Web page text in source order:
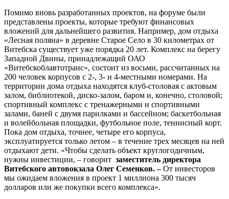
Помимо вновь разработанных проектов, на форуме были
представлены проекты, которые требуют финансовых
вложений для дальнейшего развития. Например, дом отдыха
«Лесная поляна» в деревне Старое Село в 30 километрах от
Витебска существует уже порядка 20 лет. Комплекс на берегу
Западной Двины, принадлежащий ОАО
«Витебскоблавтотранс», состоит из восьми, рассчитанных на
200 человек корпусов с 2-, 3- и 4-местными номерами. На
территории дома отдыха находятся клуб-столовая с актовым
залом, библиотекой, диско-залом, баром и, конечно, столовой;
спортивный комплекс с тренажерными и спортивными
залами, баней с двумя парилками и бассейном; баскетбольная
и волейбольная площадки, футбольное поле, теннисный корт.
Пока дом отдыха, точнее, четыре его корпуса,
эксплуатируется только летом – в течение трех месяцев на ней
отдыхают дети. «Чтобы сделать объект круглогодичным,
нужны инвестиции, – говорит заместитель директора
Витебского автовокзала Олег Семенков. –От инвесторов
мы ожидаем вложения в проект 1 миллиона 300 тысяч
долларов или же покупки всего комплекса».